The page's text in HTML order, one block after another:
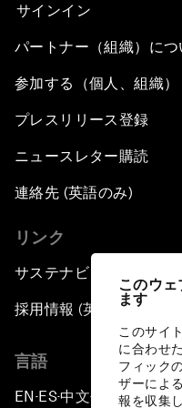
このウ
ます
このサイ
に合わせ
フィック
ザーによ
報を収集
サインイン
パートナー（組織）につ
参加する（個人、組織）
プレスリリース登録
ニュースレター購読
連絡先 (英語のみ)
リンク
サステナビリティへの取
採用情報 (英語のみ)
言語
EN ▪ES▪中文▪ 日本語